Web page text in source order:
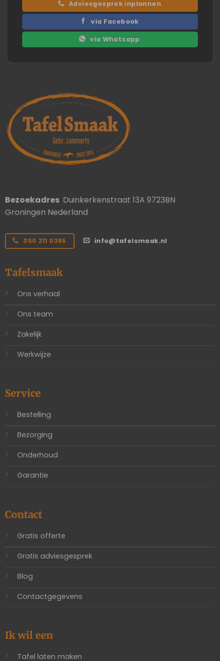
Adviesgesprek inplannen
via Facebook
via Whatsapp
Bezoekadres Duinkerkenstraat 13A 9723BN
Groningen Nederland
050 211 0385 info@tafelsmaak.nl
Tafelsmaak
Ons verhaal
Ons team
Zakelijk
Werkwijze
Service
Bestelling
Bezorging
Onderhoud
Garantie
Contact
Gratis offerte
Gratis adviesgesprek
Blog
Contactgegevens
Ik wil een
Tafel laten maken